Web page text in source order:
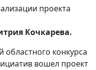
Кочкарева.
конкурса
вошел проект